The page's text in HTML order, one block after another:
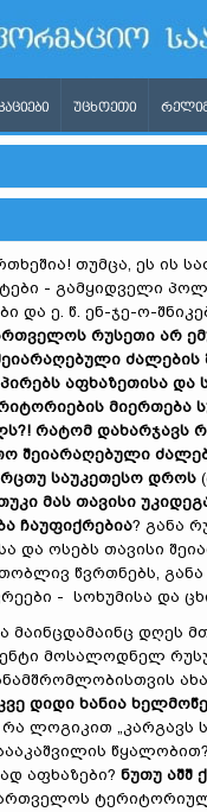
ᲣᲪᲮᲝᲔᲗᲘ
თუმცა, ეს ის
- გამყიდველი
და ე. წ. ენ-ჯე-ო-
რუსეთი არ
აფხაზეთისა და
მიერთება
რატომ
შეიარაღებული
საუკეთესო დროს
მას თავისი
ჩაუფიქრებია? განა
და ოსებს თავისი
წვრთნებს,
- სოხუმისა და
მაინცდამაინც დღეს
მოსალოდნელ
დიდი ხანია
რა ლოგიკით
აფხაზები? ნუთუ აშშ